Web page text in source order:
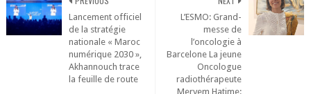
L’ESMO: Grand-
messe de
l’oncologie à
Barcelone La jeune
Oncologue
radiothérapeute
Meryem Hatime:
Lancement officiel
de la stratégie
nationale « Maroc
numérique 2030 »,
Akhannouch trace
la feuille de route